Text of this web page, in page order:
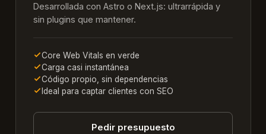
Desarrollada con Astro o Next.js: ultrarrápida y
sin plugins que mantener.
Core Web Vitals en verde
Carga casi instantánea
Código propio, sin dependencias
Ideal para captar clientes con SEO
Pedir presupuesto